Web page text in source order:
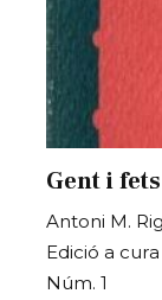
Gent i fets
Antoni M.
Edició a
Núm. 1